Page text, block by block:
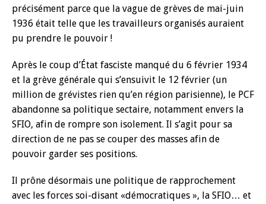
précisément parce que la vague de grèves de mai-juin
1936 était telle que les travailleurs organisés auraient
pu prendre le pouvoir !
Après le coup d’État fasciste manqué du 6 février 1934
et la grève générale qui s’ensuivit le 12 février (un
million de grévistes rien qu’en région parisienne), le PCF
abandonne sa politique sectaire, notamment envers la
SFIO, afin de rompre son isolement. Il s’agit pour sa
direction de ne pas se couper des masses afin de
pouvoir garder ses positions.
Il prône désormais une politique de rapprochement
avec les forces soi-disant «démocratiques », la SFIO… et